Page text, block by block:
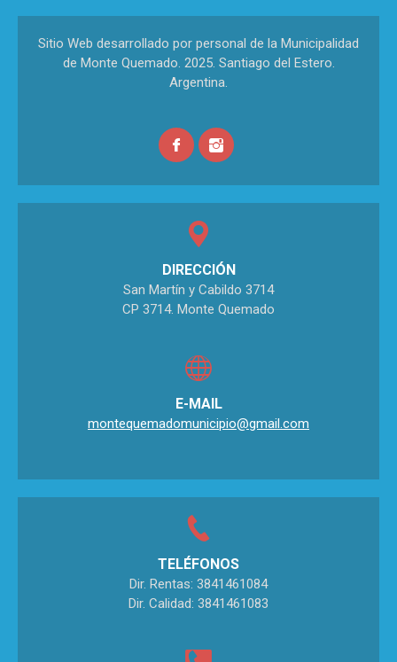
Sitio Web desarrollado por personal de la Municipalidad
de Monte Quemado. 2025. Santiago del Estero.
Argentina.
DIRECCIÓN
San Martín y Cabildo 3714
CP 3714. Monte Quemado
E-MAIL
montequemadomunicipio@gmail.com
TELÉFONOS
Dir. Rentas: 3841461084
Dir. Calidad: 3841461083